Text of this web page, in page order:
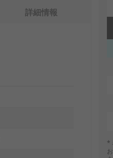
*
詳細情報